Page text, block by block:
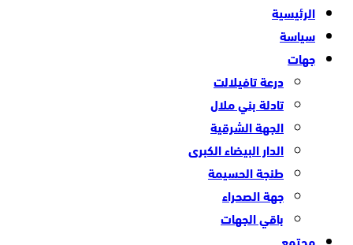
الرئيسية
سياسة
جهات
درعة تافيلالت
تادلة بني ملال
الجهة الشرقية
الدار البيضاء الكبرى
طنجة الحسيمة
جهة الصحراء
باقي الجهات